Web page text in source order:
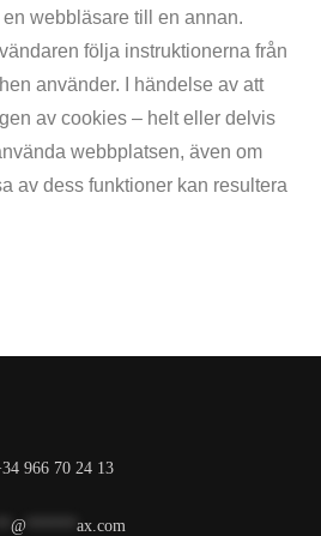
webbläsare till en annan.
följa instruktionerna från
använder. I händelse av att
av cookies – helt eller delvis
webbplatsen, även om
av dess funktioner kan resultera
966 70 24 13
@****** ax.com